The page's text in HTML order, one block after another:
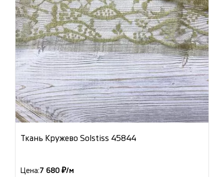
Ткань Кружево Solstiss 45844
Цена:7 680 ₽/м